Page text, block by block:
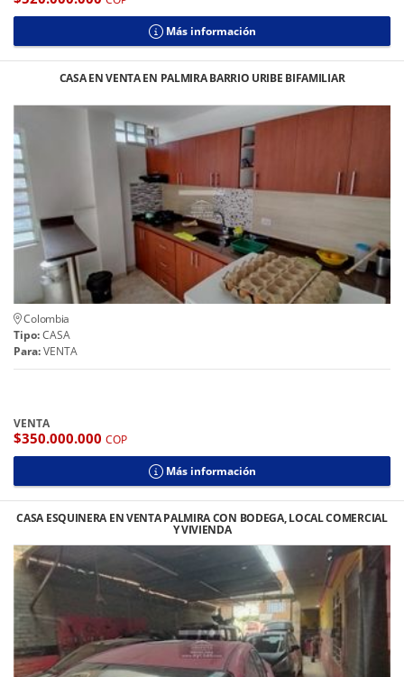
Más información
CASA EN VENTA EN PALMIRA BARRIO URIBE BIFAMILIAR
Colombia
Tipo:CASA
Para:VENTA
VENTA
$350.000.000 COP
Más información
CASA ESQUINERA EN VENTA PALMIRA CON BODEGA, LOCAL COMERCIAL
Y VIVIENDA